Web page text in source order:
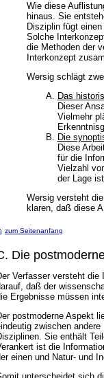
Wie diese
hinaus. Sie
Disziplin fügt
Solche
die Methoden der
Interkonzept
Wersig schlägt
Das
Dieser
Vielmehr
Die
Diese
für die
Vielzahl
der Lage
Wersig versteht
klaren, daß diese
zum Seitenanfang
Die
Verfasser versteht
daß der
Ergebnisse müssen
postmoderne Aspekt
zwischen
Sie enthält
ist die
einen und Natur- und